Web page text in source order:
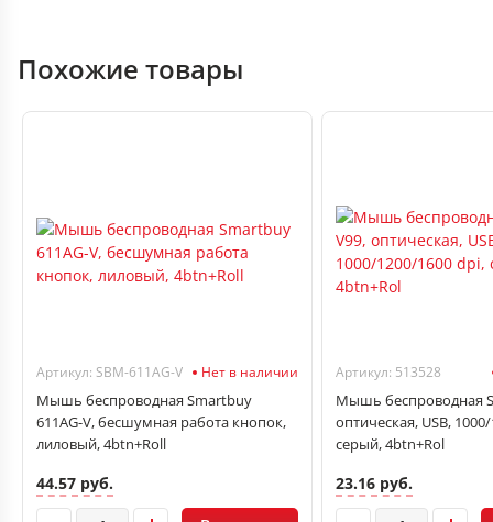
Похожие товары
Артикул: SBM-611AG-V Нет в наличии
Мышь беспроводная Smartbuy
611AG-V, бесшумная работа кнопок,
лиловый, 4btn+Roll
44.57 руб.
Артикул: 513528
Мышь беспроводная
оптическая, USB,
серый, 4btn+Rol
23.16 руб.